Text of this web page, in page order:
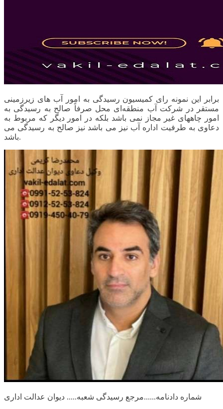
برابر این نمونه رای کمیسیون رسیدگی به امور آب های زیرزمینی
مستقر در شرکت آب منطقه‌ای محل صرفاً صالح به رسیدگی به
امور چاههای غیر مجاز نمی باشد بلکه در امور دیگر که مربوط به
دعاوی به طرفیت اداره آب نیز می باشد نیز صالح به رسیدگی می
باشد.
شماره دادنامه......مرجع رسیدگی شعبه..... دیوان عدالت اداری